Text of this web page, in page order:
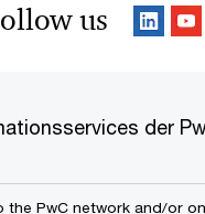
us
der
the PwC network and/or